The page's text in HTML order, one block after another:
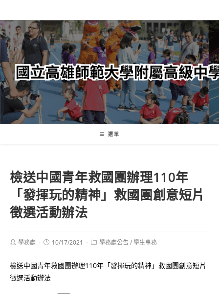
轉
至
主
內
容
選單
檢送中國青年救國團辦理110年
「發揮玩的精神」救國團創意短片
徵選活動辦法
Post學務處
Post10/17/2021
Post學務處公告/學生事務
檢送中國青年救國團辦理110年「發揮玩的精神」救國團創意短片
徵選活動辦法